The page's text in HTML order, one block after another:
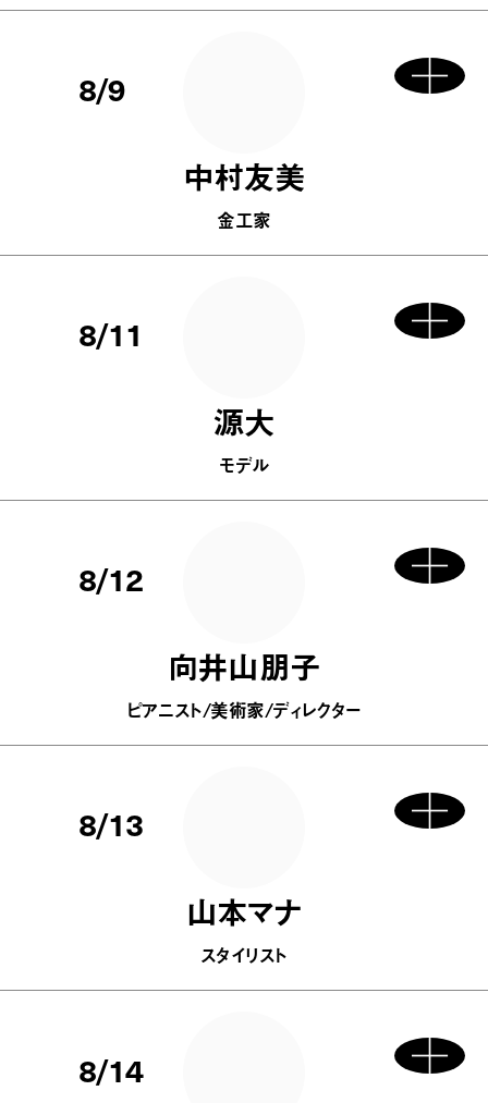
8/9
中村友美
金工家
8/11
源大
モデル
8/12
向井山朋子
ピアニスト/美術家/ディレクター
8/13
山本マナ
スタイリスト
8/14